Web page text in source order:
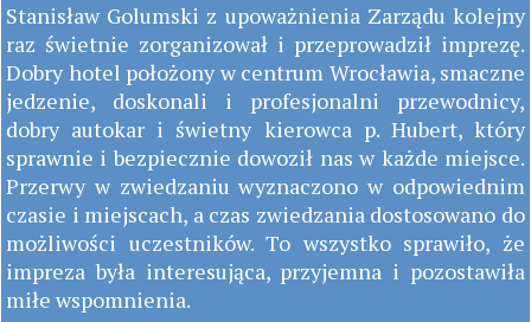
Stanisław Golumski z upoważnienia Zarządu kolejny
raz świetnie zorganizował i przeprowadził imprezę.
Dobry hotel położony w centrum Wrocławia, smaczne
jedzenie, doskonali i profesjonalni przewodnicy,
dobry autokar i świetny kierowca p. Hubert, który
sprawnie i bezpiecznie dowoził nas w każde miejsce.
Przerwy w zwiedzaniu wyznaczono w odpowiednim
czasie i miejscach, a czas zwiedzania dostosowano do
możliwości uczestników. To wszystko sprawiło, że
impreza była interesująca, przyjemna i pozostawiła
miłe wspomnienia.